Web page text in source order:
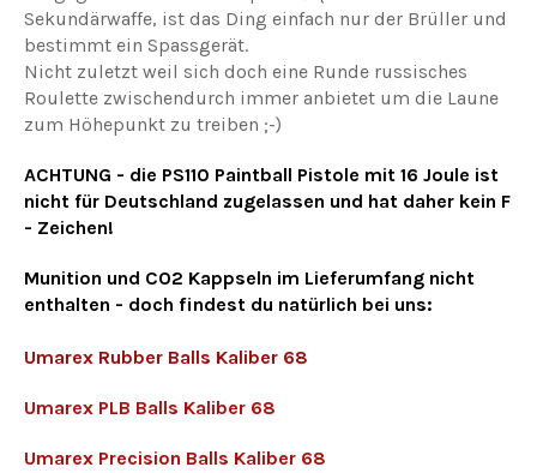
Sekundärwaffe, ist das Ding einfach nur der Brüller und
bestimmt ein Spassgerät.
Nicht zuletzt weil sich doch eine Runde russisches
Roulette zwischendurch immer anbietet um die Laune
zum Höhepunkt zu treiben ;-)
ACHTUNG - die PS110 Paintball Pistole mit 16 Joule ist
nicht für Deutschland zugelassen und hat daher kein F
- Zeichen!
Munition und CO2 Kappseln im Lieferumfang nicht
enthalten - doch findest du natürlich bei uns:
Umarex Rubber Balls Kaliber 68
Umarex PLB Balls Kaliber 68
Umarex Precision Balls Kaliber 68